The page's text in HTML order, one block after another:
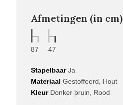
Afmetingen (in cm)
87 47
StapelbaarJa
Materiaal Gestoffeerd, Hout
KleurDonker bruin, Rood